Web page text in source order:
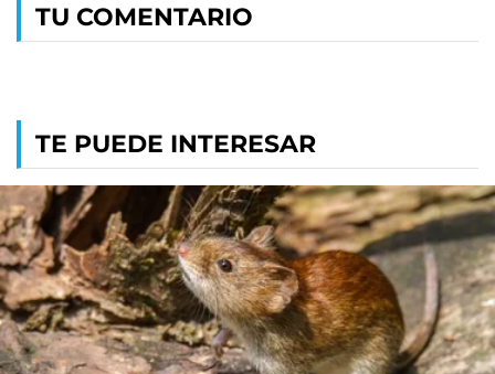
TU COMENTARIO
TE PUEDE INTERESAR